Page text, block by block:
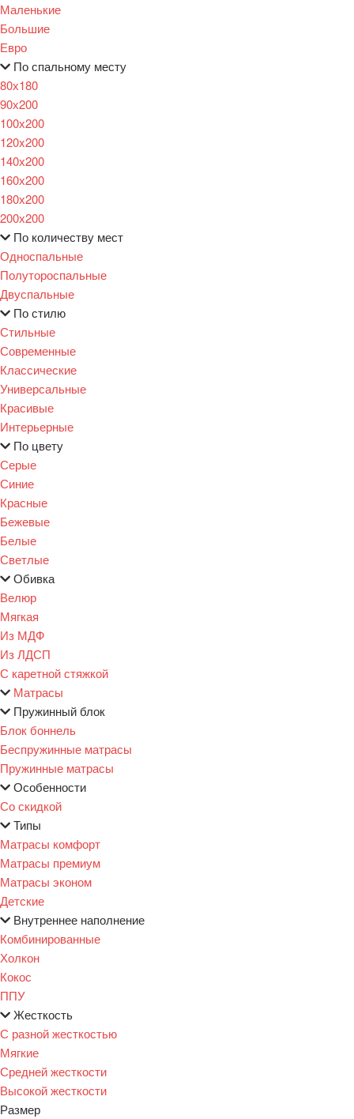
Маленькие
Большие
Евро
По спальному месту
80х180
90х200
100х200
120x200
140х200
160х200
180х200
200х200
По количеству мест
Односпальные
Полутороспальные
Двуспальные
По стилю
Стильные
Современные
Классические
Универсальные
Красивые
Интерьерные
По цвету
Серые
Синие
Красные
Бежевые
Белые
Светлые
Обивка
Велюр
Мягкая
Из МДФ
Из ЛДСП
С каретной стяжкой
Матрасы
Пружинный блок
Блок боннель
Беспружинные матрасы
Пружинные матрасы
Особенности
Со скидкой
Типы
Матрасы комфорт
Матрасы премиум
Матрасы эконом
Детские
Внутреннее наполнение
Комбинированные
Холкон
Кокос
ППУ
Жесткость
С разной жесткостью
Мягкие
Средней жесткости
Высокой жесткости
Размер